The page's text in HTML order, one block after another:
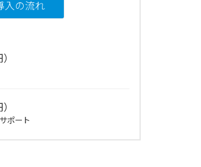
入の流れ
ポート